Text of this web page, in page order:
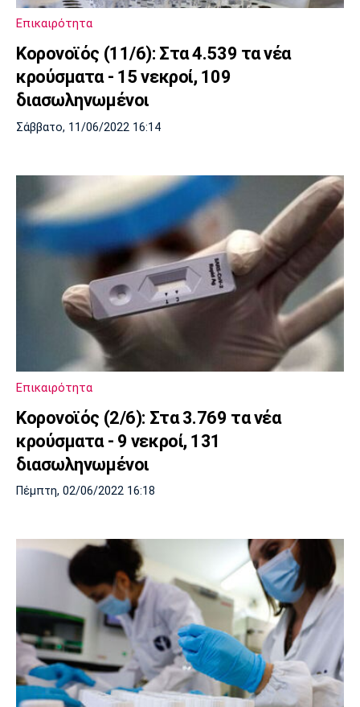
Επικαιρότητα
Κορονοϊός (11/6): Στα 4.539 τα νέα
κρούσματα - 15 νεκροί, 109
διασωληνωμένοι
Σάββατο, 11/06/2022 16:14
Επικαιρότητα
Κορονοϊός (2/6): Στα 3.769 τα νέα
κρούσματα - 9 νεκροί, 131
διασωληνωμένοι
Πέμπτη, 02/06/2022 16:18